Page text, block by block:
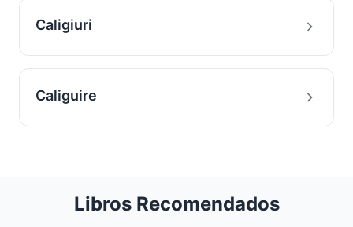
Caligiuri
Caliguire
Libros Recomendados